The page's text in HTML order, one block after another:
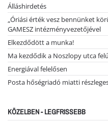
Álláshirdetés
„Óriási érték vesz bennünket
GAMESZ intézményvezetőjével
Elkezdődött a munka!
Ma kezdődik a Noszlopy utca
Energiával felelősen
Posta hőségriadó miatti
KÖZELBEN - LEGFRISSEBB